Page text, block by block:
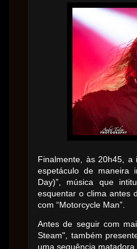
Finalmente, às 20h45,
espetáculo de maneira
Day)”, música que
esquentar o clima antes
com “Motorcycle Man”.
Antes de seguir com
Steam", também
uma sequência matadora